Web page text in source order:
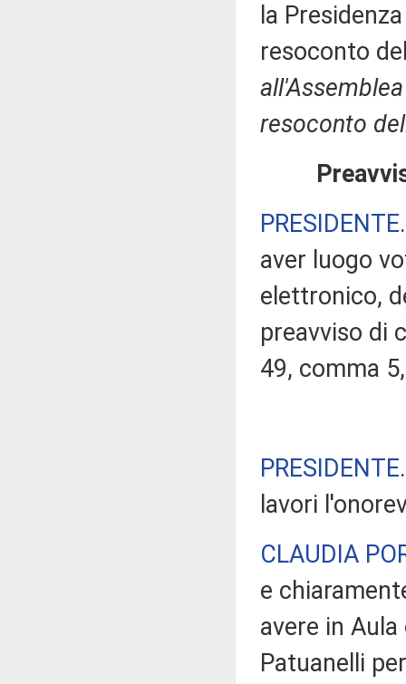
la
resoconto
resoconto
PRESIDENTE
aver luogo
elettronico,
preavviso di
49, comma
PRESIDENTE
lavori
CLAUDIA
e
avere in
Patuanelli